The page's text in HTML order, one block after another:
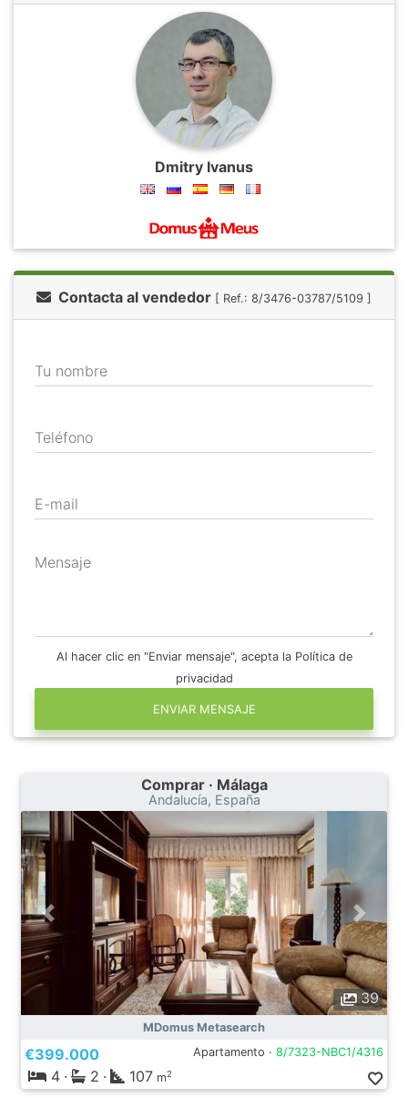
Dmitry Ivanus
Contacta al vendedor [ Ref.: 8/3476-03787/5109 ]
Tu nombre
Teléfono
E-mail
Mensaje
Al hacer clic en "Enviar mensaje", acepta la Política de
privacidad
ENVIAR MENSAJE
Comprar · Málaga
Andalucía, España
39
MDomus Metasearch
€399.000 Apartamento · 8/7323-NBC1/4316
4 · 2 · 107 m2